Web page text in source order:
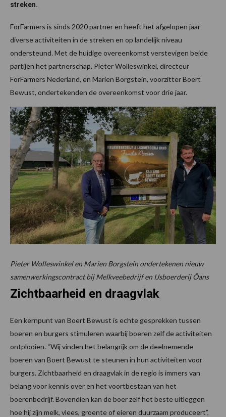
streken.
ForFarmers is sinds 2020 partner en heeft het afgelopen jaar
diverse activiteiten in de streken en op landelijk niveau
ondersteund. Met de huidige overeenkomst verstevigen beide
partijen het partnerschap. Pieter Wolleswinkel, directeur
ForFarmers Nederland, en Marien Borgstein, voorzitter Boert
Bewust, ondertekenden de overeenkomst voor drie jaar.
Pieter Wolleswinkel en Marien Borgstein ondertekenen nieuw
samenwerkingscontract bij Melkveebedrijf en IJsboerderij Ôans
Zichtbaarheid en draagvlak
Een kernpunt van Boert Bewust is echte gesprekken tussen
boeren en burgers stimuleren waarbij boeren zelf de activiteiten
ontplooien. “Wij vinden het belangrijk om de deelnemende
boeren van Boert Bewust te steunen in hun activiteiten voor
burgers. Zichtbaarheid en draagvlak in de regio is immers van
belang voor kennis over en het voortbestaan van het
boerenbedrijf. Bovendien kan de boer zelf het beste uitleggen
hoe hij zijn melk, vlees, groente of eieren duurzaam produceert”,